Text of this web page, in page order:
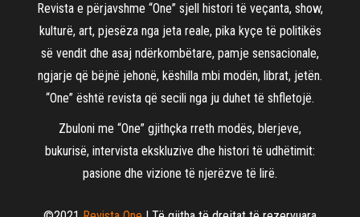
Revista e përjavshme “One” sjell histori të veçanta, show,
kulturë, art, pjesëza nga jeta reale, pika kyçe të politikës
së vendit dhe asaj ndërkombëtare, pamje sensacionale,
ngjarje që bëjnë jehonë, këshilla mbi modën, librat, jetën.
“One” është revista që secili nga ju duhet të shfletojë.
Zbuloni me “One” gjithçka rreth modës, blerjeve,
bukurisë, intervista ekskluzive dhe histori të udhëtimit:
pasione dhe vizione të njerëzve të lirë.